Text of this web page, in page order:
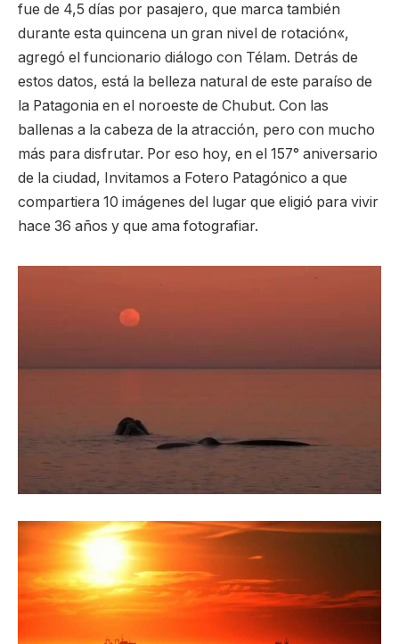
fue de 4,5 días por pasajero, que marca también
durante esta quincena un gran nivel de rotación«,
agregó el funcionario diálogo con Télam. Detrás de
estos datos, está la belleza natural de este paraíso de
la Patagonia en el noroeste de Chubut. Con las
ballenas a la cabeza de la atracción, pero con mucho
más para disfrutar. Por eso hoy, en el 157° aniversario
de la ciudad, Invitamos a Fotero Patagónico a que
compartiera 10 imágenes del lugar que eligió para vivir
hace 36 años y que ama fotografiar.